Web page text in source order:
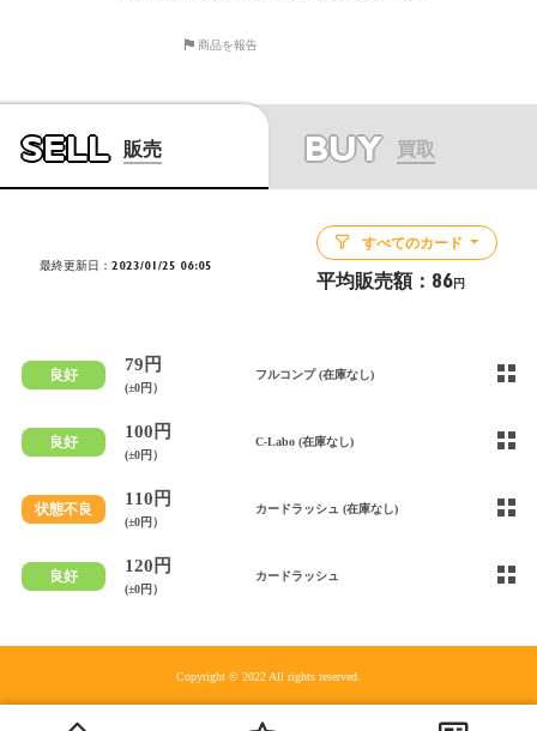
商品を報告
SELL 販売 BUY 買取
最終更新日：2023/01/25 06:05
すべてのカード
平均販売額： 86円
良好
79円
(±0円）
フルコンプ (在庫なし)
良好
100円
(±0円）
C-Labo (在庫なし)
状態不良
110円
(±0円）
カードラッシュ (在庫なし)
良好
120円
(±0円）
カードラッシュ
Copyright © 2022 All rights reserved.